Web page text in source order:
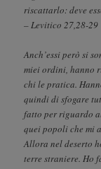
riscattarlo: deve
– Levitico 27,28-29
Anch’essi però si
miei ordini, hanno
chi le pratica.
quindi di sfogare
fatto per riguardo
quei popoli che mi
Allora nel deserto
terre straniere. Ho